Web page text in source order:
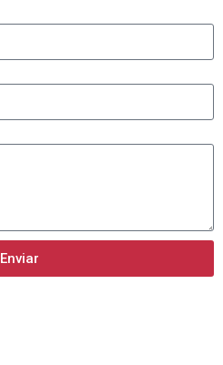
Enviar